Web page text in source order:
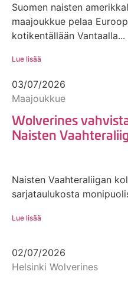
Suomen naisten
maajoukkue pelaa
kotikentällään Vantaalla...
Lue lisää
03/07/2026
Maajoukkue
Wolverines
Naisten
Naisten Vaahteraliigan
sarjataulukosta
Lue lisää
02/07/2026
Helsinki Wolverines